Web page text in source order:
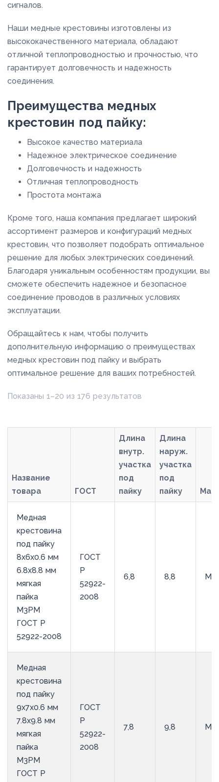
сигналов.
Наши медные крестовины изготовлены из
высококачественного материала, обладают
отличной теплопроводностью и прочностью, что
гарантирует долговечность и надежность
соединения.
Преимущества медных
крестовин под пайку:
Высокое качество материала
Надежное электрическое соединение
Долговечность и надежность
Отличная теплопроводность
Простота монтажа
Кроме того, наша компания предлагает широкий
ассортимент размеров и конфигураций медных
крестовин, что позволяет подобрать оптимальное
решение для любых электрических соединений.
Благодаря уникальным особенностям продукции, вы
сможете обеспечить надежное и безопасное
соединение проводов в различных условиях
эксплуатации.
Обращайтесь к нам, чтобы получить
дополнительную информацию о преимуществах
медных крестовин под пайку и выбрать
оптимальное решение для ваших потребностей.
Показаны 1–20 из 176 результатов
Название
товара
ГОСТ
Длина
внутр.
участка
под
пайку
Длина
наруж.
участка
под
пайку
Медная
крестовина
под пайку
8х6х0.6 мм
6.8х8.8 мм
мягкая
пайка
М3РМ
ГОСТ Р
52922-2008
ГОСТ
Р
52922-
2008
6,8 8,8
Медная
крестовина
под пайку
9х7х0.6 мм
7.8х9.8 мм
мягкая
пайка
М3РМ
ГОСТ Р
ГОСТ
Р
52922-
2008
7,8 9,8